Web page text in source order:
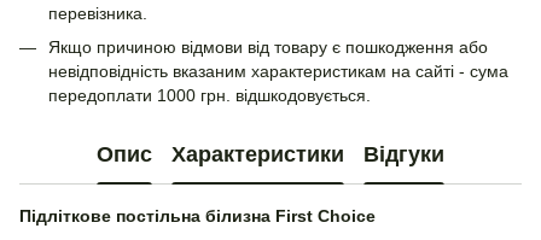
перевізника.
Якщо причиною відмови від товару є пошкодження або
невідповідність вказаним характеристикам на сайті - сума
передоплати 1000 грн. відшкодовується.
Опис Характеристики Відгуки
Підліткове постільна білизна First Choice